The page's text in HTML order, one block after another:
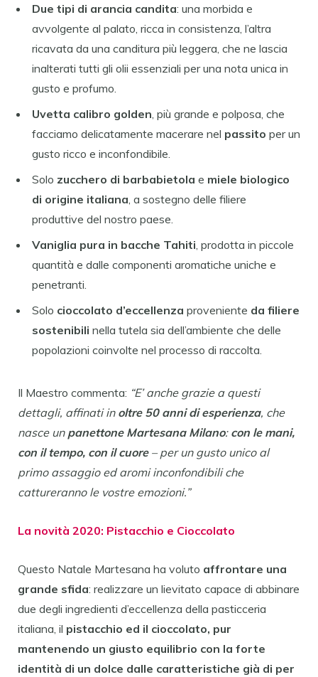
Due tipi di arancia candita: una morbida e
avvolgente al palato, ricca in consistenza, l’altra
ricavata da una canditura più leggera, che ne lascia
inalterati tutti gli olii essenziali per una nota unica in
gusto e profumo.
Uvetta calibro golden, più grande e polposa, che
facciamo delicatamente macerare nel passito per un
gusto ricco e inconfondibile.
Solo zucchero di barbabietola e miele biologico
di origine italiana, a sostegno delle filiere
produttive del nostro paese.
Vaniglia pura in bacche Tahiti, prodotta in piccole
quantità e dalle componenti aromatiche uniche e
penetranti.
Solo cioccolato d’eccellenza proveniente da filiere
sostenibili nella tutela sia dell’ambiente che delle
popolazioni coinvolte nel processo di raccolta.
Il Maestro commenta: “E’ anche grazie a questi
dettagli, affinati in oltre 50 anni di esperienza, che
nasce un panettone Martesana Milano: con le mani,
con il tempo, con il cuore– per un gusto unico al
primo assaggio ed aromi inconfondibili che
cattureranno le vostre emozioni.”
La novità 2020: Pistacchio e Cioccolato
Questo Natale Martesana ha voluto affrontare una
grande sfida: realizzare un lievitato capace di abbinare
due degli ingredienti d’eccellenza della pasticceria
italiana, il pistacchio ed il cioccolato, pur
mantenendo un giusto equilibrio con la forte
identità di un dolce dalle caratteristiche già di per